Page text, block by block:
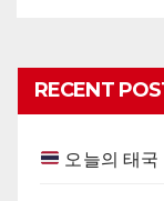
RECENT
오늘의 태